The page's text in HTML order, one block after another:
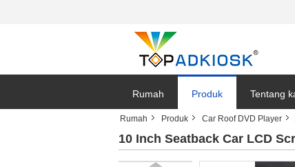
Rumah Produk Tentang
Rumah Produk Car Roof DVD Player
10 Inch Seatback Car LCD